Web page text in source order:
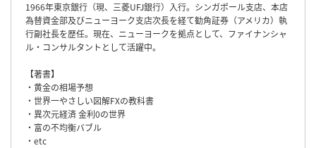
1966年東京銀行（現、三菱UFJ銀行）入行。シンガポール支店、本店
為替資金部及びニューヨーク支店次長を経て勧角証券（アメリカ）執
行副社長を歴任。現在、ニューヨークを拠点として、ファイナンシャ
ル・コンサルタントとして活躍中。
【著書】
・黄金の相場予想
・世界一やさしい図解FXの教科書
・異次元経済 金利0の世界
・富の不均衡バブル
・etc